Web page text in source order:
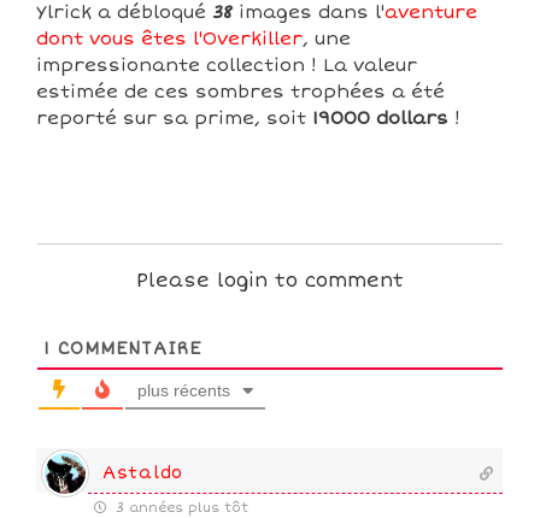
Ylrick a débloqué 38 images dans l'aventure
dont vous êtes l'Overkiller, une
impressionante collection ! La valeur
estimée de ces sombres trophées a été
reporté sur sa prime, soit 19000 dollars !
Please login to comment
1 COMMENTAIRE
plus récents
Astaldo
3 années plus tôt